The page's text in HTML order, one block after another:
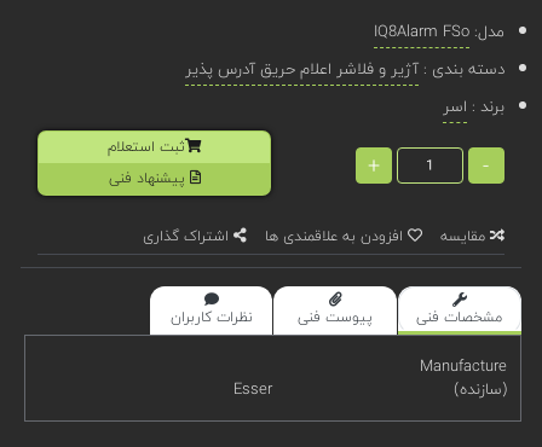
مدل:IQ8Alarm FSo
دسته بندی :آژیر و فلاشر اعلام حریق آدرس پذیر
برند : اسر
-
+
ثبت استعلام
پیشنهاد فنی
مقایسه افزودن به علاقمندی ها اشتراک گذاری
مشخصات فنی پیوست فنی نظرات کاربران
Manufacture
(سازنده)
Esser